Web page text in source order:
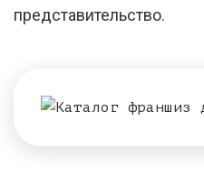
представительство.